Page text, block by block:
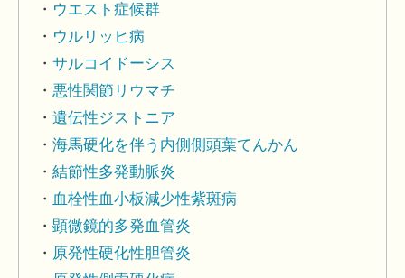
ウエスト症候群
ウルリッヒ病
サルコイドーシス
悪性関節リウマチ
遺伝性ジストニア
海馬硬化を伴う内側側頭葉てんかん
結節性多発動脈炎
血栓性血小板減少性紫斑病
顕微鏡的多発血管炎
原発性硬化性胆管炎